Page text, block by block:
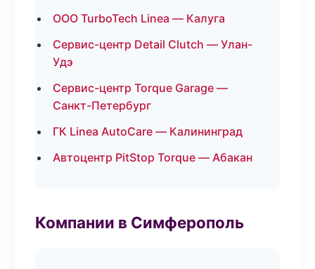
ООО TurboTech Linea — Калуга
Сервис-центр Detail Clutch — Улан-
Удэ
Сервис-центр Torque Garage —
Санкт-Петербург
ГК Linea AutoCare — Калининград
Автоцентр PitStop Torque — Абакан
Компании в Симферополь